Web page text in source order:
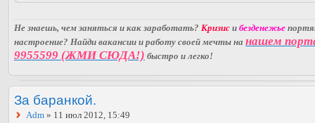
Не знаешь, чем заняться и как заработать? Кризис и безденежье
настроение? Найди вакансии и работу своей мечты на нашем
9955599 (ЖМИ СЮДА!) быстро и легко!
За баранкой.
Adm » 11 июл 2012, 15:49